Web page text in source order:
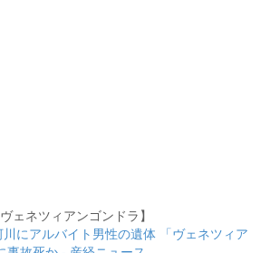
ェネツィアンゴンドラ】
にアルバイト男性の遺体 「ヴェネツィア